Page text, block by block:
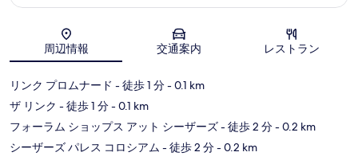
地図
周辺情報 交通案内 レストラン
リンク プロムナード - 徒歩 1 分- 0.1 km
ザ リンク - 徒歩 1 分- 0.1 km
フォーラム ショップス アット シーザーズ- 徒歩 2 分- 0.2 km
シーザーズ パレス コロシアム - 徒歩 2 分- 0.2 km